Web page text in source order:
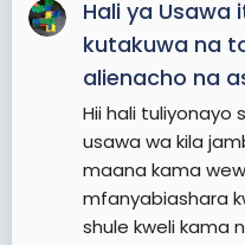
Hali ya Usawa
kutakuwa na
alienacho na
Hii hali tuliyonayo
usawa wa kila
maana kama
mfanyabiashara
shule kweli kama